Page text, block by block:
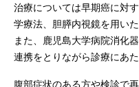
治療については早期癌に対
学療法、胆膵内視鏡を用い
また、鹿児島大学病院消化
連携をとりながら診療にあ
腹部症状のある方や検診で